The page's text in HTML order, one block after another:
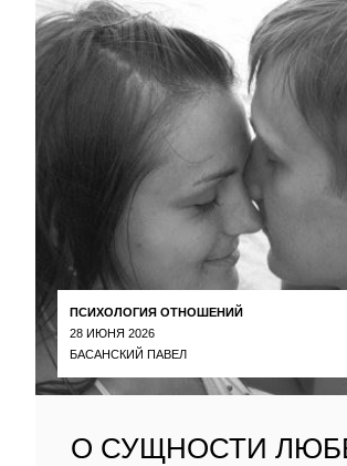
ПСИХОЛОГИЯ ОТНОШЕНИЙ
28 ИЮНЯ 2026
БАСАНСКИЙ ПАВЕЛ
О СУЩНОСТИ